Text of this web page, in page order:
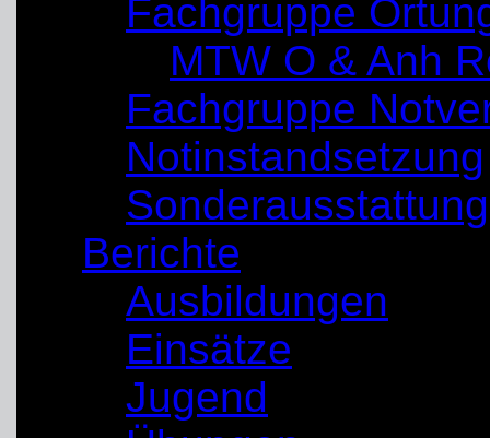
Fachgruppe
MTW O & Anh
Fachgruppe
Notinstandsetzung
Sonderausstattung
Berichte
Ausbildungen
Einsätze
Jugend